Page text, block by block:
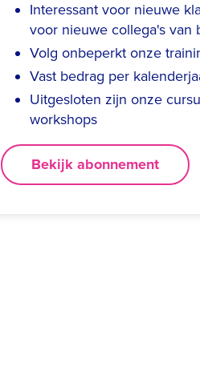
Interessant voor nieuwe
voor nieuwe collega's van
Volg onbeperkt onze
Vast bedrag per
Uitgesloten zijn onze
workshops
Bekijk abonnement